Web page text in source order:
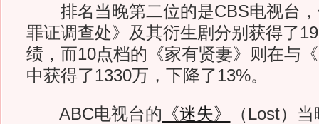
排名当晚第二位的是CBS电视台，
罪证调查处》及其衍生剧分别获得了
绩，而10点档的《家有贤妻》则在与
中获得了1330万，下降了13%。
ABC电视台的 《迷失》
（Lost）